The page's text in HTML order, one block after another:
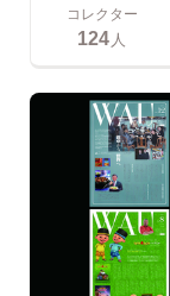
コレクター
124 人